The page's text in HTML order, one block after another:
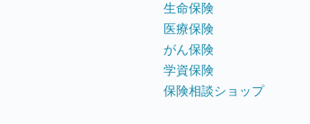
生命保険
医療保険
がん保険
学資保険
保険相談ショップ